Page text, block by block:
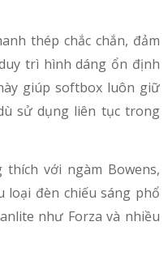
thép chắc chắn, đảm
trì hình dáng ổn định
giúp softbox luôn giữ
sử dụng liên tục trong
với ngàm Bowens,
loại đèn chiếu sáng phổ
như Forza và nhiều